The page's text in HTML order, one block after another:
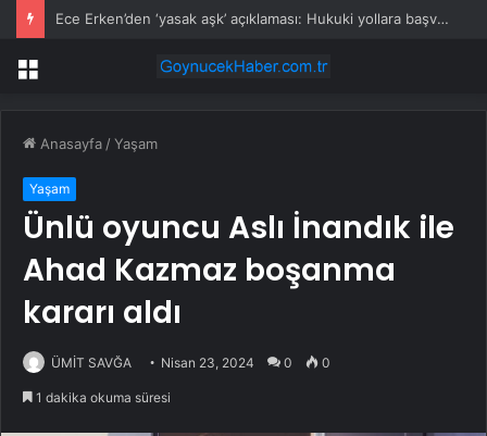
Ece Erken’den ‘yasak aşk’ açıklaması: Hukuki yollara başvuruyor
Menü
Anasayfa /Yaşam
Yaşam
Ünlü oyuncu Aslı İnandık ile
Ahad Kazmaz boşanma
kararı aldı
ÜMİT SAVĞA Nisan 23, 2024 0 0
1 dakika okuma süresi